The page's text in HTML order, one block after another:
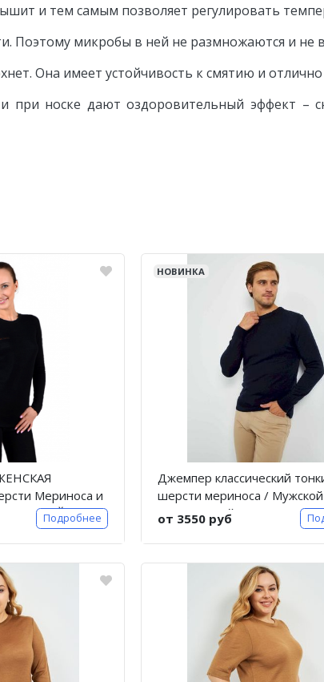
и тем самым позволяет регулировать
Поэтому микробы в ней не размножаются и не
Она имеет устойчивость к смятию и отлично
при носке дают оздоровительный эффект –
Мериноса и
ЧЕРНЫЙ. ТМ
Подробнее
НОВИНКА
Джемпер классический
шерсти мериноса /
Темно-синий
от 3550 руб